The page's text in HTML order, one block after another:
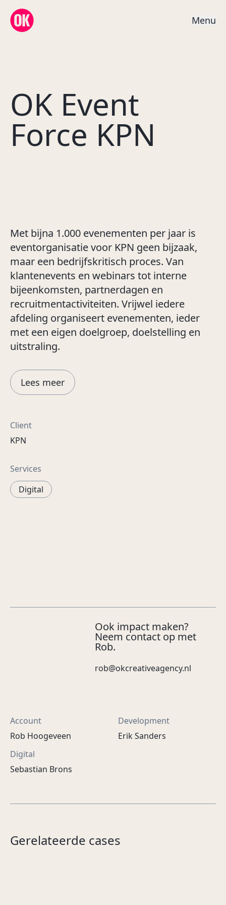
OK Creative Agency
Menu
OK Event
Force KPN
Met bijna 1.000 evenementen per jaar is
eventorganisatie voor KPN geen bijzaak,
maar een bedrijfskritisch proces. Van
klantenevents en webinars tot interne
bijeenkomsten, partnerdagen en
recruitmentactiviteiten. Vrijwel iedere
afdeling organiseert evenementen, ieder
met een eigen doelgroep, doelstelling en
uitstraling.
Lees meer
Client
KPN
Services
Digital
Ook impact maken?
Neem contact op met
Rob.
rob@okcreativeagency.nl
Account
Rob Hoogeveen
Development
Erik Sanders
Digital
Sebastian Brons
Gerelateerde cases
De eeuw van Juliana
passie.